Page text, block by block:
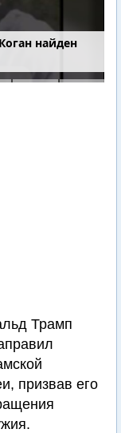
найден
Трамп
призвав его